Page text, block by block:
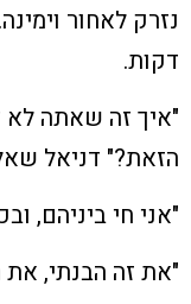
נזרק לאחור
דקות.
"איך זה שאתה
הזאת?" דניאל
"אני חי ביניהם,
"את זה הבנתי, את